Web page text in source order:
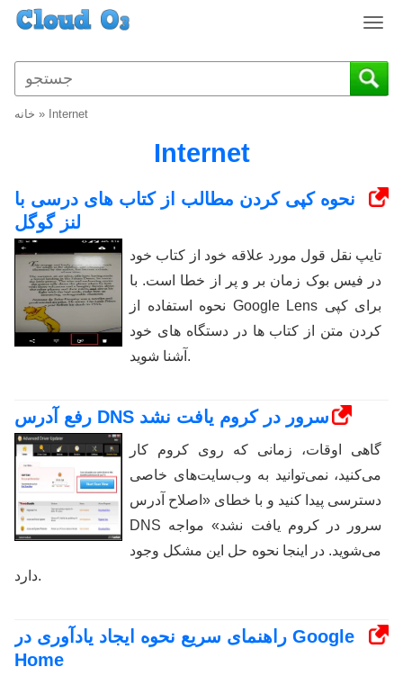
T
g
g
i
t
i
n
خانه » Internet
Internet
نحوه کپی کردن مطالب از کتاب های درسی با
لنز گوگل
تایپ نقل قول مورد علاقه خود از کتاب خود
در فیس بوک زمان بر و پر از خطا است. با
نحوه استفاده از Google Lens برای کپی
کردن متن از کتاب ها در دستگاه های خود
آشنا شوید.
رفع آدرس DNS سرور در کروم یافت نشد
گاهی اوقات، زمانی که روی کروم کار
می‌کنید، نمی‌توانید به وب‌سایت‌های خاصی
دسترسی پیدا کنید و با خطای «اصلاح آدرس
DNS سرور در کروم یافت نشد» مواجه
می‌شوید. در اینجا نحوه حل این مشکل وجود
دارد.
راهنمای سریع نحوه ایجاد یادآوری در Google
Home